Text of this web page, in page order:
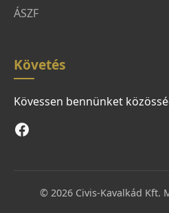
ÁSZF
Követés
Kövessen bennünket
© 2026 Civis-Kavalkád Kft.